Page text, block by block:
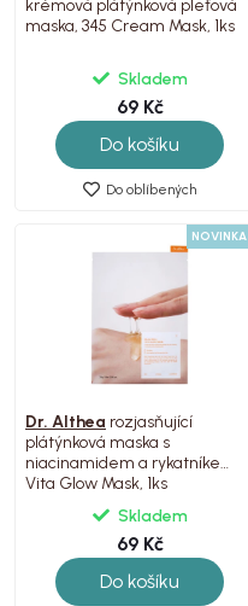
krémová plátýnková pleťová
maska, 345 Cream Mask, 1ks
Skladem
69 Kč
Do košíku
Do oblíbených
NOVINKA
Dr. Althea rozjasňující
plátýnková maska s
niacinamidem a rykatníkem,
Vita Glow Mask, 1ks
Skladem
69 Kč
Do košíku